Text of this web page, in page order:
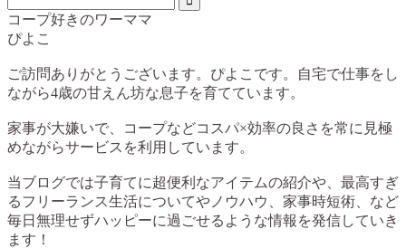
コープ好きのワーママ
ぴよこ
ご訪問ありがとうございます。ぴよこです。自宅で仕事をし
ながら4歳の甘えん坊な息子を育てています。
家事が大嫌いで、コープなどコスパ×効率の良さを常に見極
めながらサービスを利用しています。
当ブログでは子育てに超便利なアイテムの紹介や、最高すぎ
るフリーランス生活についてやノウハウ、家事時短術、など
毎日無理せずハッピーに過ごせるような情報を発信していき
ます！